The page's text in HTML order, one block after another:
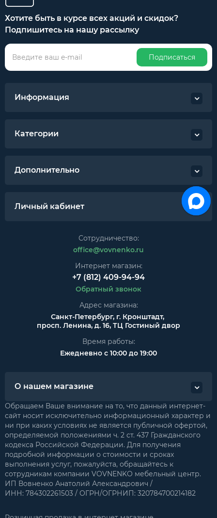
Хотите быть в курсе всех акций и скидок?
Подпишитесь на нашу рассылку
Подписаться
Информация
Категории
Дополнительно
Личный кабинет
Сотрудничество:
office@vovnenko.ru
Интернет магазин:
+7 (812) 409-94-94
Обратный звонок
Адрес магазина:
Санкт-Петербург, г. Кронштадт,
просп. Ленина, д. 16, ТЦ Гостиный двор
Время работы:
Ежедневно с 10:00 до 19:00
О нашем магазине
Обращаем Ваше внимание на то, что данный интернет-
сайт носит исключительно информационный характер и
ни при каких условиях не является публичной офертой,
определяемой положениями ч. 2 ст. 437 Гражданского
кодекса Российской Федерации. Для получения
подробной информации о стоимости и сроках
выполнения услуг, пожалуйста, обращайтесь к
сотрудникам компании VOVNENKO мебельный центр.
ИП Вовненко Анатолий Александрович /
ИНН: 784302261503 / ОГРН/ОГРНИП: 320784700214182